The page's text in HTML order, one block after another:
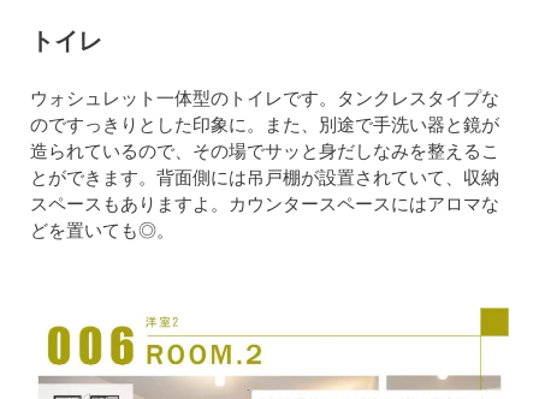
トイレ
ウォシュレット一体型のトイレです。タンクレスタイプな
のですっきりとした印象に。また、別途で手洗い器と鏡が
造られているので、その場でサッと身だしなみを整えるこ
とができます。背面側には吊戸棚が設置されていて、収納
スペースもありますよ。カウンタースペースにはアロマな
どを置いても◎。